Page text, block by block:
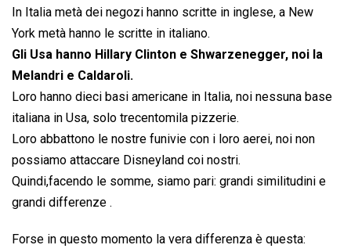
In Italia metà dei negozi hanno scritte in inglese, a New
York metà hanno le scritte in italiano.
Gli Usa hanno Hillary Clinton e Shwarzenegger, noi la
Melandri e Caldaroli.
Loro hanno dieci basi americane in Italia, noi nessuna base
italiana in Usa, solo trecentomila pizzerie.
Loro abbattono le nostre funivie con i loro aerei, noi non
possiamo attaccare Disneyland coi nostri.
Quindi,facendo le somme, siamo pari: grandi similitudini e
grandi differenze .
Forse in questo momento la vera differenza è questa: